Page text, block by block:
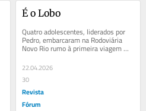
É o Lobo
Quatro adolescentes, liderados por
Pedro, embarcaram na Rodoviária
Novo Rio rumo à primeira viagem
internacional à Argentina. O
motorista do...
22.04.2026
30
Revista
Fórum